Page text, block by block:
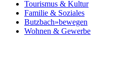
Tourismus & Kultur
Familie & Soziales
Butzbach»bewegen
Wohnen & Gewerbe